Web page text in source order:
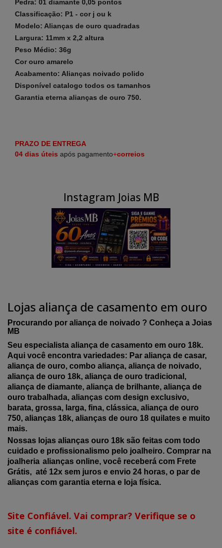
Pedra: 01 diamante 0,05 pontos
Classificação: P1 - cor j ou k
Modelo: Alianças de ouro quadradas
Largura: 11mm x 2,2 altura
Peso Médio: 36g
Cor ouro amarelo
Acabamento: Alianças noivado polido
Disponível catalogo todos os tamanhos
Garantia eterna alianças de ouro 750.
PRAZO DE ENTREGA
04 dias úteis após pagamento+correios
Instagram Joias MB
Lojas aliança de casamento em ouro
Procurando por aliança de noivado ? Conheça a Joias
MB
Seu especialista aliança de casamento em ouro 18k.
Aqui você encontra variedades: Par aliança de casar,
aliança de ouro, combo aliança, aliança de noivado,
aliança de ouro 18k, aliança de ouro tradicional,
aliança de diamante, aliança de brilhante, aliança de
ouro trabalhada, alianças com design exclusivo,
barata, grossa, larga, fina, clássica, aliança de ouro
750, alianças 18k, alianças de ouro 18 quilates e muito
mais.
Nossas lojas alianças ouro 18k são feitas com todo
cuidado e profissionalismo pelo joalheiro. Comprar na
joalheria alianças online, você receberá com Frete
Grátis, até 12x sem juros e envio 24 horas, o par de
alianças com garantia eterna e loja física.
Site Confiável. Vai comprar? Verifique se o
site é confiável.